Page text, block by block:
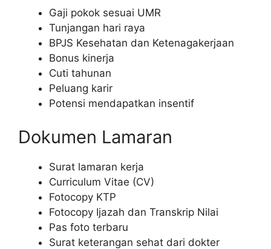
Gaji pokok sesuai UMR
Tunjangan hari raya
BPJS Kesehatan dan Ketenagakerjaan
Bonus kinerja
Cuti tahunan
Peluang karir
Potensi mendapatkan insentif
Dokumen Lamaran
Surat lamaran kerja
Curriculum Vitae (CV)
Fotocopy KTP
Fotocopy Ijazah dan Transkrip Nilai
Pas foto terbaru
Surat keterangan sehat dari dokter